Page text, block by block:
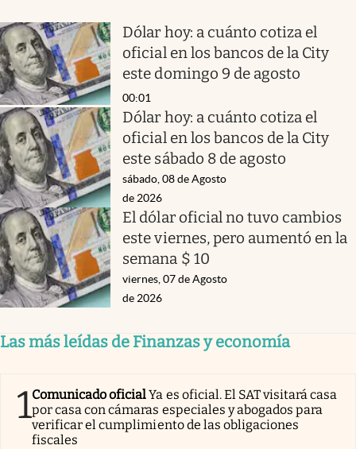
Dólar hoy: a cuánto cotiza el
oficial en los bancos de la City
este domingo 9 de agosto
00:01
Dólar hoy: a cuánto cotiza el
oficial en los bancos de la City
este sábado 8 de agosto
sábado, 08 de Agosto
de 2026
El dólar oficial no tuvo cambios
este viernes, pero aumentó en la
semana $ 10
viernes, 07 de Agosto
de 2026
Las más leídas de Finanzas y economía
1Comunicado oficialYa es oficial. El SAT visitará casa
por casa con cámaras especiales y abogados para
verificar el cumplimiento de las obligaciones
fiscales